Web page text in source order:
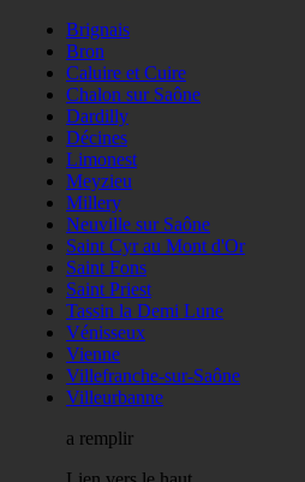
Brignais
Bron
Caluire et Cuire
Chalon sur Saône
Dardilly
Décines
Limonest
Meyzieu
Millery
Neuville sur Saône
Saint Cyr au Mont d'Or
Saint Fons
Saint Priest
Tassin la Demi Lune
Vénisseux
Vienne
Villefranche-sur-Saône
Villeurbanne
a remplir